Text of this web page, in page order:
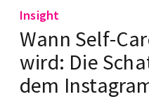
Insight
Wann Self-
wird: Die
dem